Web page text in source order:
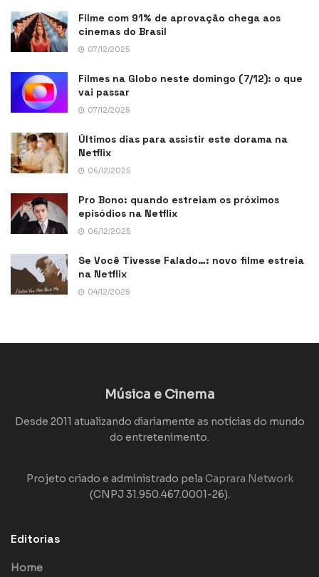
Filme com 91% de aprovação chega aos
cinemas do Brasil
07/12/2025
Filmes na Globo neste domingo (7/12): o que
vai passar
07/12/2025
Últimos dias para assistir este dorama na
Netflix
06/12/2025
Pro Bono: quando estreiam os próximos
episódios na Netflix
06/12/2025
Se Você Tivesse Falado…: novo filme estreia
na Netflix
04/12/2025
Música e Cinema
Desde 2011 atualizando diariamente as notícias do mundo
do entretenimento.
Projeto criado e administrado pela Caprara Network
(CNPJ 31.950.467.0001-26).
Editorias
Home